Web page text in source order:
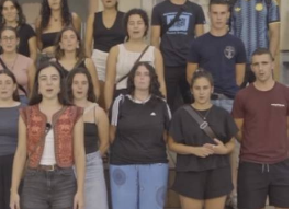
ekimen berria